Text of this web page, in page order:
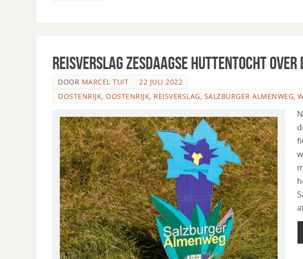
Reisverslag zesdaagse huttentocht over
DOOR MARCEL TUIT
22 JULI 2022
OOSTENRIJK OOSTENRIJK REISVERSLAG SALZBURGER ALMENWEG